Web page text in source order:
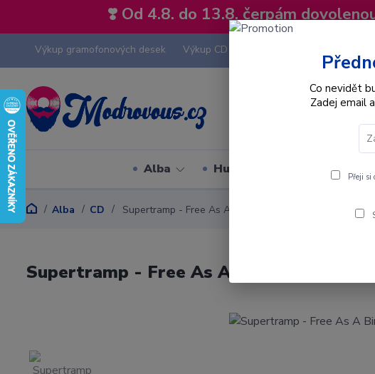
❣️ Od 4.8. do 13.8. čerpám
Výkup gramofonových desek Výkup CD
Alba Hudební styly
Alba CD Supertramp - Free As A Bird - CD
Supertramp - Free As A Bird - CD
Co nevidět
Zadej email
Přeji si